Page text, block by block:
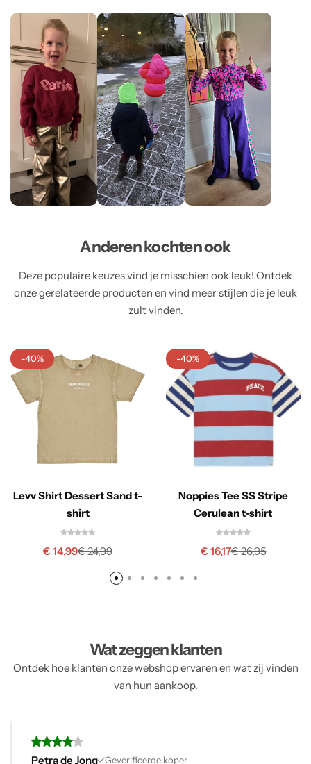
Anderen kochten ook
Deze populaire keuzes vind je misschien ook leuk! Ontdek
onze gerelateerde producten en vind meer stijlen die je leuk
zult vinden.
-40%
Levv Shirt Dessert Sand t-
shirt
€24,99
€ 14,99
-40%
Noppies Tee SS Stripe
Cerulean t-shirt
€26,95
€ 16,17
Wat zeggen klanten
Ontdek hoe klanten onze webshop ervaren en wat zij vinden
van hun aankoop.
Petra de Jong Geverifieerde koper